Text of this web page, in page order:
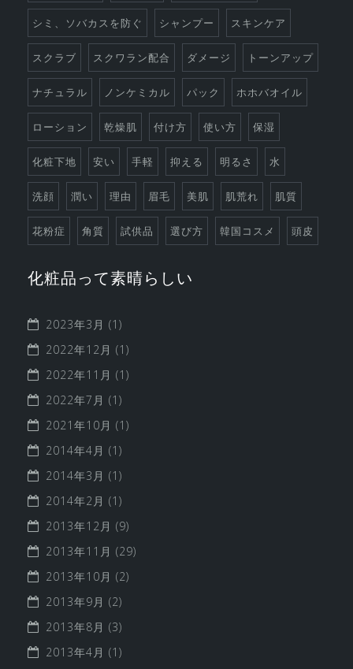
シミ、ソバカスを防ぐ シャンプー スキンケア
スクラブ スクワラン配合 ダメージ トーンアップ
ナチュラル ノンケミカル パック ホホバオイル
ローション 乾燥肌 付け方 使い方 保湿
化粧下地 安い 手軽 抑える 明るさ 水
洗顔 潤い 理由 眉毛 美肌 肌荒れ 肌質
花粉症 角質 試供品 選び方 韓国コスメ 頭皮
化粧品って素晴らしい
2023年3月 (1)
2022年12月 (1)
2022年11月 (1)
2022年7月 (1)
2021年10月 (1)
2014年4月 (1)
2014年3月 (1)
2014年2月 (1)
2013年12月 (9)
2013年11月 (29)
2013年10月 (2)
2013年9月 (2)
2013年8月 (3)
2013年4月 (1)